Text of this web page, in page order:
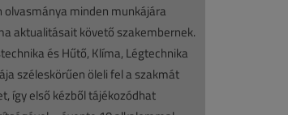
olvasmánya minden munkájára
aktualitásait követő szakembernek.
és Hűtő, Klíma, Légtechnika
széleskörűen öleli fel a szakmát
így első kézből tájékozódhat